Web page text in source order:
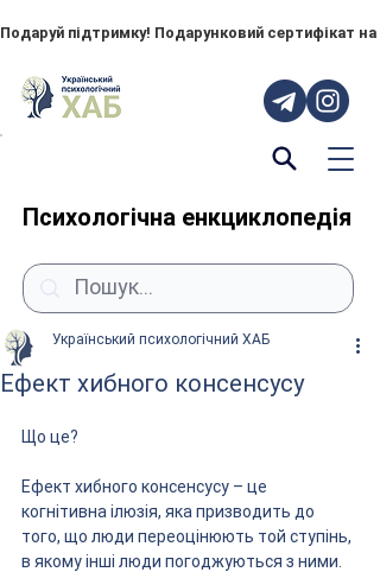
Подаруй підтримку! Подарунковий сертифікат
Психологічна енкциклопедія
Ефект хибного консенсусу
Український психологічний ХАБ
Що це?
Ефект хибного консенсусу – це
когнітивна ілюзія, яка призводить до
того, що люди переоцінюють той ступінь,
в якому інші люди погоджуються з ними.